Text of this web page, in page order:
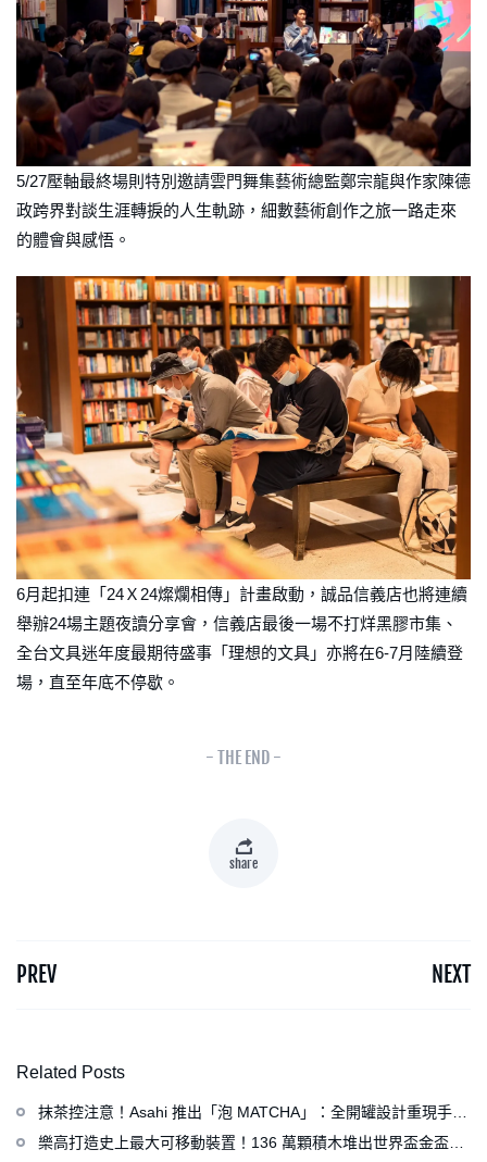
5/27壓軸最終場則特別邀請雲門舞集藝術總監鄭宗龍與作家陳德
政跨界對談生涯轉捩的人生軌跡，細數藝術創作之旅一路走來
的體會與感悟。
6月起扣連「24Ｘ24燦爛相傳」計畫啟動，誠品信義店也將連續
舉辦24場主題夜讀分享會，信義店最後一場不打烊黑膠市集、
全台文具迷年度最期待盛事「理想的文具」亦將在6-7月陸續登
場，直至年底不停歇。
- THE END -
share
PREV NEXT
Related Posts
抹茶控注意！Asahi 推出「泡 MATCHA」：全開罐設計重現手打
泡感，拿鐵、可爾必思等新品同步亮相
樂高打造史上最大可移動裝置！136 萬顆積木堆出世界盃金盃，